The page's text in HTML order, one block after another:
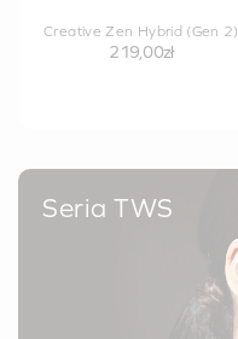
Creative Zen Hybrid (Gen 2)
219,00zł
Seria TWS